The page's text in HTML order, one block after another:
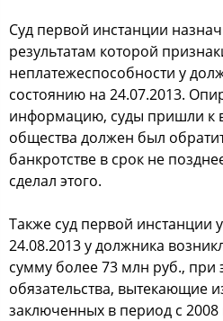
Суд первой инстанции
результатам которой
неплатежеспособности у
состоянию на 24.07.2013.
информацию, суды пришли к
общества должен был
банкротстве в срок не
сделал этого.
Также суд первой инстанции
24.08.2013 у должника
сумму более 73 млн руб., при
обязательства, вытекающие
заключенных в период с 2008